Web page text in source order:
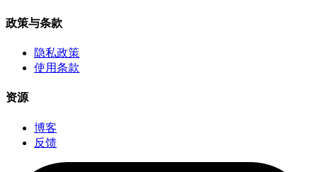
政策与条款
隐私政策
使用条款
资源
博客
反馈